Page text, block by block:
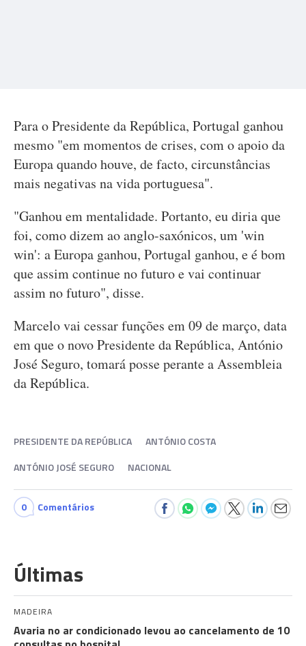
Para o Presidente da República, Portugal ganhou
mesmo "em momentos de crises, com o apoio da
Europa quando houve, de facto, circunstâncias
mais negativas na vida portuguesa".
"Ganhou em mentalidade. Portanto, eu diria que
foi, como dizem ao anglo-saxónicos, um 'win
win': a Europa ganhou, Portugal ganhou, e é bom
que assim continue no futuro e vai continuar
assim no futuro", disse.
Marcelo vai cessar funções em 09 de março, data
em que o novo Presidente da República, António
José Seguro, tomará posse perante a Assembleia
da República.
PRESIDENTE DA REPÚBLICA
ANTÓNIO COSTA
ANTÓNIO JOSÉ SEGURO
NACIONAL
0 Comentários
Últimas
MADEIRA
Avaria no ar condicionado levou ao cancelamento de 10